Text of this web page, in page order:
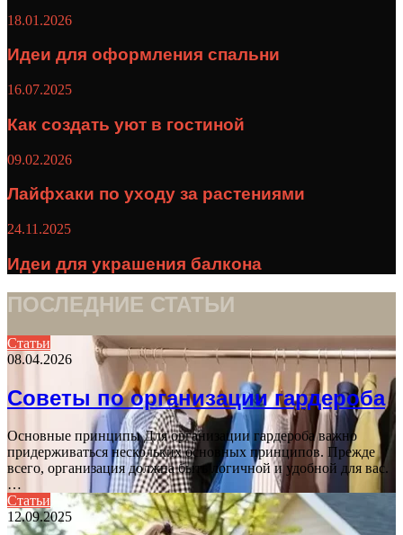
18.01.2026
Идеи для оформления спальни
16.07.2025
Как создать уют в гостиной
09.02.2026
Лайфхаки по уходу за растениями
24.11.2025
Идеи для украшения балкона
ПОСЛЕДНИЕ СТАТЬИ
Статьи
08.04.2026
Советы по организации гардероба
Основные принципы Для организации гардероба важно
придерживаться нескольких основных принципов. Прежде
всего, организация должна быть логичной и удобной для вас.
…
Статьи
12.09.2025